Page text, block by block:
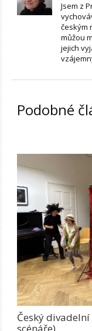
Jsem z
českým
můžou
jejich
Podobné
Český
scénáře)